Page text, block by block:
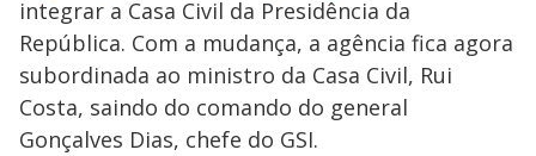
integrar a Casa Civil da Presidência da
República. Com a mudança, a agência fica agora
subordinada ao ministro da Casa Civil, Rui
Costa, saindo do comando do general
Gonçalves Dias, chefe do GSI.